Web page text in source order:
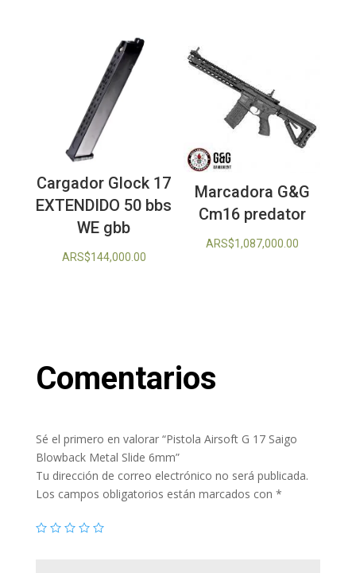
Cargador Glock 17
EXTENDIDO 50 bbs
WE gbb
ARS$144,000.00
Marcadora G&G
Cm16 predator
ARS$1,087,000.00
Comentarios
Sé el primero en valorar “Pistola Airsoft G 17 Saigo
Blowback Metal Slide 6mm”
Tu dirección de correo electrónico no será publicada.
Los campos obligatorios están marcados con *